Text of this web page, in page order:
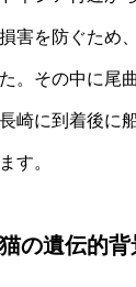
害を防ぐため
。その中に尾
崎に到着後に
す。
の遺伝的背